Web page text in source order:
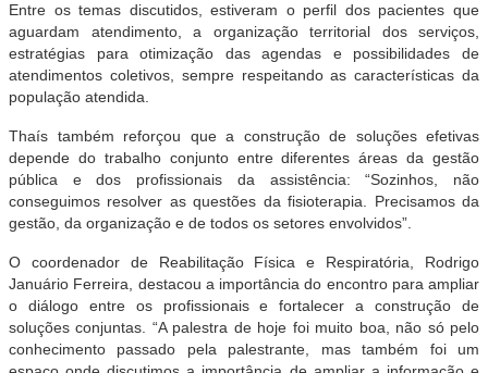
Entre os temas discutidos, estiveram o perfil dos pacientes que
aguardam atendimento, a organização territorial dos serviços,
estratégias para otimização das agendas e possibilidades de
atendimentos coletivos, sempre respeitando as características da
população atendida.
Thaís também reforçou que a construção de soluções efetivas
depende do trabalho conjunto entre diferentes áreas da gestão
pública e dos profissionais da assistência: “Sozinhos, não
conseguimos resolver as questões da fisioterapia. Precisamos da
gestão, da organização e de todos os setores envolvidos”.
O coordenador de Reabilitação Física e Respiratória, Rodrigo
Januário Ferreira, destacou a importância do encontro para ampliar
o diálogo entre os profissionais e fortalecer a construção de
soluções conjuntas. “A palestra de hoje foi muito boa, não só pelo
conhecimento passado pela palestrante, mas também foi um